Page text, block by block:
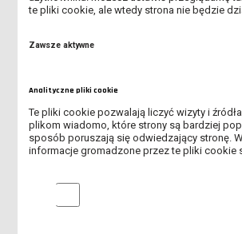
KREATYWNE ZAJĘCIA MATEMATYCZNE
STUDENCI PEDAGOGIKI PRZEDSZKOLNEJ I
ZAJĘCIA W PRZEDSZKOLU DALTOŃSKIM
ZAJĘCIA ŚWIĄTECZNE DLA
te pliki cookie, ale wtedy strona nie będzie
Zawsze aktywne
Analityczne pliki cookie
Te pliki cookie pozwalają liczyć wizyty i
plikom wiadomo, które strony są bardziej
sposób poruszają się odwiedzający stronę.
informacje gromadzone przez te pliki cookie
Analityczne pliki cookie